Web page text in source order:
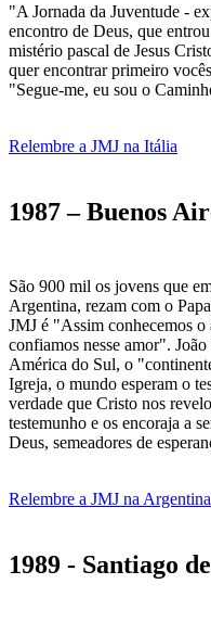
"A Jornada da Juventude -
encontro de Deus, que
mistério pascal de Jesus
quer encontrar primeiro
"Segue-me, eu sou o
Relembre a JMJ na Itália
1987 – Buenos
São 900 mil os jovens que
Argentina, rezam com o
JMJ é "Assim conhecemos
confiamos nesse amor".
América do Sul, o
Igreja, o mundo esperam o
verdade que Cristo nos
testemunho e os encoraja a
Deus, semeadores de
Relembre a JMJ na Argentina
1989 - Santiago